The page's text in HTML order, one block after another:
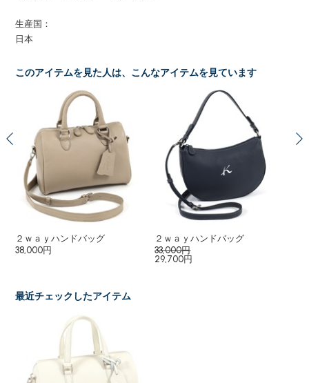
生産国：
日本
このアイテムを見た人は、こんなアイテムを見ています
２ｗａｙハンドバッグ
38,000円
２ｗａｙハンドバッグ
33,000円
29,700円
最近チェックしたアイテム